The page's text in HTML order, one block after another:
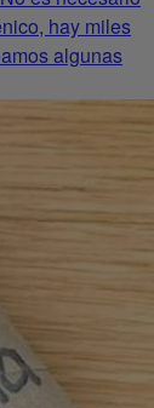
hay miles
algunas